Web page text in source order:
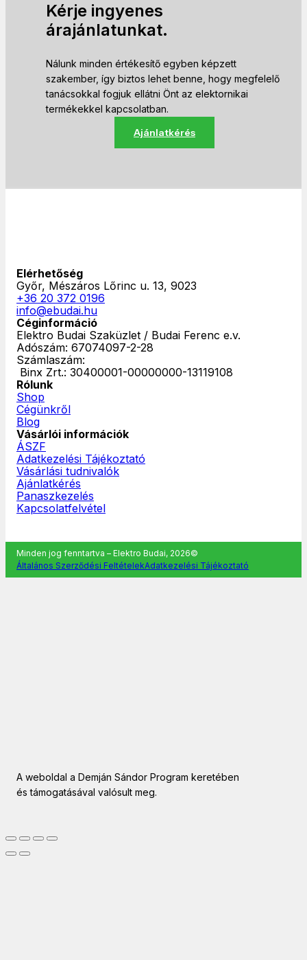
Kérje ingyenes
árajánlatunkat.
Nálunk minden értékesítő egyben képzett
szakember, így biztos lehet benne, hogy megfelelő
tanácsokkal fogjuk ellátni Önt az elektornikai
termékekkel kapcsolatban.
Ajánlatkérés
Elérhetőség
Győr, Mészáros Lőrinc u. 13, 9023
+36 20 372 0196
info@ebudai.hu
Céginformáció
Elektro Budai Szaküzlet / Budai Ferenc e.v.
Adószám: 67074097-2-28
Számlaszám:
‎ Binx Zrt.: 30400001-00000000-13119108
Rólunk
Shop
Cégünkről
Blog
Vásárlói információk
ÁSZF
Adatkezelési Tájékoztató
Vásárlási tudnivalók
Ajánlatkérés
Panaszkezelés
Kapcsolatfelvétel
Minden jog fenntartva – Elektro Budai, 2026©
Általános Szerződési FeltételekAdatkezelési Tájékoztató
A weboldal a Demján Sándor Program keretében
és támogatásával valósult meg.